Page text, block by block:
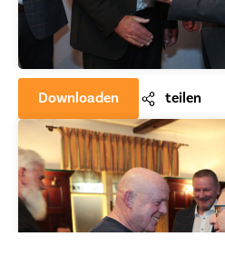
Downloaden teilen